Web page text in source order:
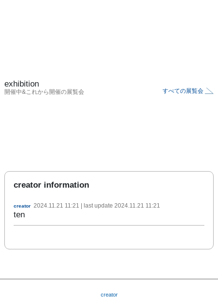
exhibition
開催中&これから開催の展覧会 すべての展覧会
creator information
creator 2024.11.21 11:21 | last update 2024.11.21 11:21
ten
creator